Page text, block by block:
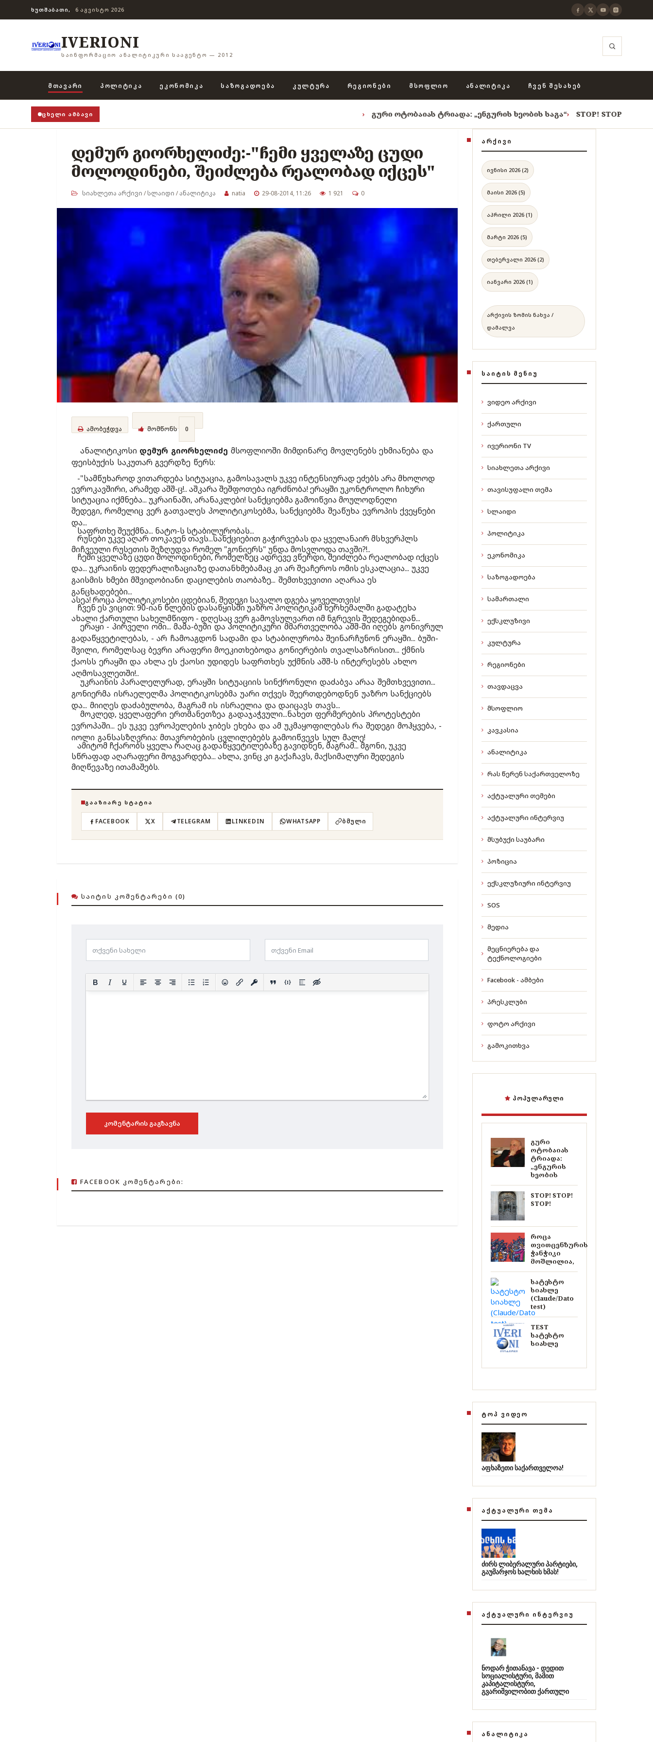
ᲮᲣᲗᲨᲐᲑᲐᲗᲘ, 6 ᲐᲒᲕᲘᲡᲢᲝ 2026
IVERIONI
ᲡᲐᲘᲜᲤᲝᲠᲛᲐᲪᲘᲝ ᲐᲜᲐᲚᲘᲢᲘᲙᲣᲠᲘ ᲡᲐᲐᲒᲔᲜᲢᲝ — 2012
ᲛᲗᲐᲕᲐᲠᲘ ᲞᲝᲚᲘᲢᲘᲙᲐ ᲔᲙᲝᲜᲝᲛᲘᲙᲐ ᲡᲐᲖᲝᲒᲐᲓᲝᲔᲑᲐ ᲙᲣᲚᲢᲣᲠᲐ ᲠᲔᲒᲘᲝᲜᲔᲑᲘ ᲛᲡᲝᲤᲚᲘᲝ ᲐᲜᲐᲚᲘᲢᲘᲙᲐ ᲩᲕᲔᲜ ᲨᲔᲡᲐᲮᲔᲑ
ᲪᲮᲔᲚᲘ ᲐᲛᲑᲐᲕᲘ გური ოტობაიას ტრიადა: „ენგურის ხეობის საგა“› STOP! STOP! STOP!› როცა
დემურ გიორხელიძე:-"ჩემი ყველაზე ცუდი
მოლოდინები, შეიძლება რეალობად იქცეს"
სიახლეთა არქივი /სლაიდი /ანალიტიკა natia 29-08-2014, 11:26 1 921 0
ამობეჭდვა მომწონს 0
ანალიტიკოსი დემურ გიორხელიძე მსოფლიოში მიმდინარე მოვლენებს ეხმიანება და
ფეისბუქის საკუთარ გვერდზე წერს:
-"სამწუხაროდ ვითარდება სიტუაცია, გამოსავალს უკვე ინტენსიურად ეძებს არა მხოლოდ
ევროკავშირი, არამედ აშშ-ც!.. აშკარა შეშფოთება იგრძნობა! ერაყში უკონტროლო ჩიხური
სიტუაცია იქმნება... უკრაინაში, არანაკლები! სანქციებმა გამოიწვია მოულოდნელი
შედეგი, რომელიც ვერ გათვალეს პოლიტიკოსებმა, სანქციებმა შეაწუხა ევროპის ქვეყნები
და...
საფრთხე შეუქმნა... ნატო-ს სტაბილურობას...
რუსები უკვე აღარ თოკავენ თავს...სანქციებით გაჭირვებას და ყველანაირ მსხვერპლს
მიჩვეული რუსეთის შეზღუდვა რომელ "გონიერს" უნდა მოსვლოდა თავში?!..
ჩემი ყველაზე ცუდი მოლოდინები, რომელზეც ადრევე ვწერდი, შეიძლება რეალობად იქცეს
და... უკრაინის ფედერალიზაციაზე დათანხმებამაც კი არ შეაჩეროს ომის ესკალაცია... უკვე
გაისმის ხმები მშვიდობიანი დაცილების თაობაზე... შემთხვევითი აღარაა ეს
განცხადებები...
ასეა! როცა პოლიტიკოსები ცდებიან, შედეგი სავალო დგება ყოველთვის!
ჩვენ ეს ვიცით: 90-იან წლების დასაწყისში უაზრო პოლიტიკამ ხერხემალში გადატეხა
ახალი ქართული სახელმწიფო - დღესაც ვერ გამოვსულვართ იმ ნგრევის შედეგებიდან...
ერაყი - პირველი ომი... მამა-ბუში და პოლიტიკური მმართველობა აშშ-ში იღებს გონივრულ
გადაწყვეტილებას, - არ ჩამოაგდონ სადამი და სტაბილურობა შეინარჩუნონ ერაყში... ბუში-
შვილი, რომელსაც ბევრი არაფერი მოეკითხებოდა გონიერების თვალსაზრისით... ქმნის
ქაოსს ერაყში და ახლა ეს ქაოსი უდიდეს საფრთხეს უქმნის აშშ-ს ინტერესებს ახლო
აღმოსავლეთში!..
უკრაინის პარალელურად, ერაყში სიტუაციის სინქრონული დაძაბვა არაა შემთხვევითი...
გონიერმა ისრაელელმა პოლიტიკოსებმა უარი თქვეს შეერთდებოდნენ უაზრო სანქციებს
და... მიიღეს დაძაბულობა, მაგრამ ის ისრაელია და დაიცავს თავს...
მოკლედ, ყველაფერი ერთმანეთზეა გადაჯაჭვული...ნახეთ ფერმერების პროტესტები
ევროპაში... ეს უკვე ევროპელების ჯიბეს ეხება და ამ უკმაყოფილებას რა შედეგი მოჰყვება, -
იოლი განსასზღვრია: მთავრობების ცვლილებებს გამოიწვევს სულ მალე!
ამიტომ ჩქარობს ყველა რაღაც გადაწყვეტილებაზე გავიდნენ, მაგრამ... მგონი, უკვე
სწრაფად აღარაფერი მოგვარდება... ახლა, ვინც კი გაქაჩავს, მაქსიმალური შედეგის
მიღწევაზე ითამაშებს.
ᲒᲐᲐᲖᲘᲐᲠᲔ ᲡᲢᲐᲢᲘᲐ
FACEBOOK X TELEGRAM LINKEDIN WHATSAPP ᲑᲛᲣᲚᲘ
ᲡᲐᲘᲢᲘᲡ ᲙᲝᲛᲔᲜᲢᲐᲠᲔᲑᲘ (0)
ᲙᲝᲛᲔᲜᲢᲐᲠᲘᲡ ᲒᲐᲒᲖᲐᲕᲜᲐ
FACEBOOK ᲙᲝᲛᲔᲜᲢᲐᲠᲔᲑᲘ:
ᲐᲠᲥᲘᲕᲘ
ივნისი 2026 (2)
მაისი 2026 (5)
აპრილი 2026 (1)
მარტი 2026 (5)
თებერვალი 2026 (2)
იანვარი 2026 (1)
არქივის ზომის ნახვა /
დამალვა
ᲡᲐᲘᲢᲘᲡ ᲛᲔᲜᲘᲣ
ვიდეო არქივი
ქართული
ივერიონი TV
სიახლეთა არქივი
თავისუფალი თემა
სლაიდი
პოლიტიკა
ეკონომიკა
საზოგადოება
სამართალი
ექსკლუზივი
კულტურა
რეგიონები
თავდაცვა
მსოფლიო
კავკასია
ანალიტიკა
რას წერენ საქართველოზე
აქტუალური თემები
აქტუალური ინტერვიუ
მსუბუქი საუბარი
პოზიცია
ექსკლუზიური ინტერვიუ
SOS
მედია
მეცნიერება და
ტექნოლოგიები
Facebook - ამბები
პრესკლუბი
ფოტო არქივი
გამოკითხვა
ᲞᲝᲞᲣᲚᲐᲠᲣᲚᲘ
გური
ოტობაიას
ტრიადა:
„ენგურის
ხეობის
STOP! STOP!
STOP!
როცა
თვითცენზურის
ჭანჭიკი
მოშლილია,
სატესტო
სიახლე
(Claude/Dato
test)
TEST
სატესტო
სიახლე
ᲢᲝᲞ ᲕᲘᲓᲔᲝ
აფხაზეთი საქართველოა!
ᲐᲥᲢᲣᲐᲚᲣᲠᲘ ᲗᲔᲛᲐ
ძირს ლიბერალური პარტიები,
გაუმარჯოს ხალხის ხმას!
ᲐᲥᲢᲣᲐᲚᲣᲠᲘ ᲘᲜᲢᲔᲠᲕᲘᲣ
ნოდარ ჭითანავა - დედით
სოციალისტური, მამით
კაპიტალისტური,
გვარიშვილობით ქართული
ᲐᲜᲐᲚᲘᲢᲘᲙᲐ